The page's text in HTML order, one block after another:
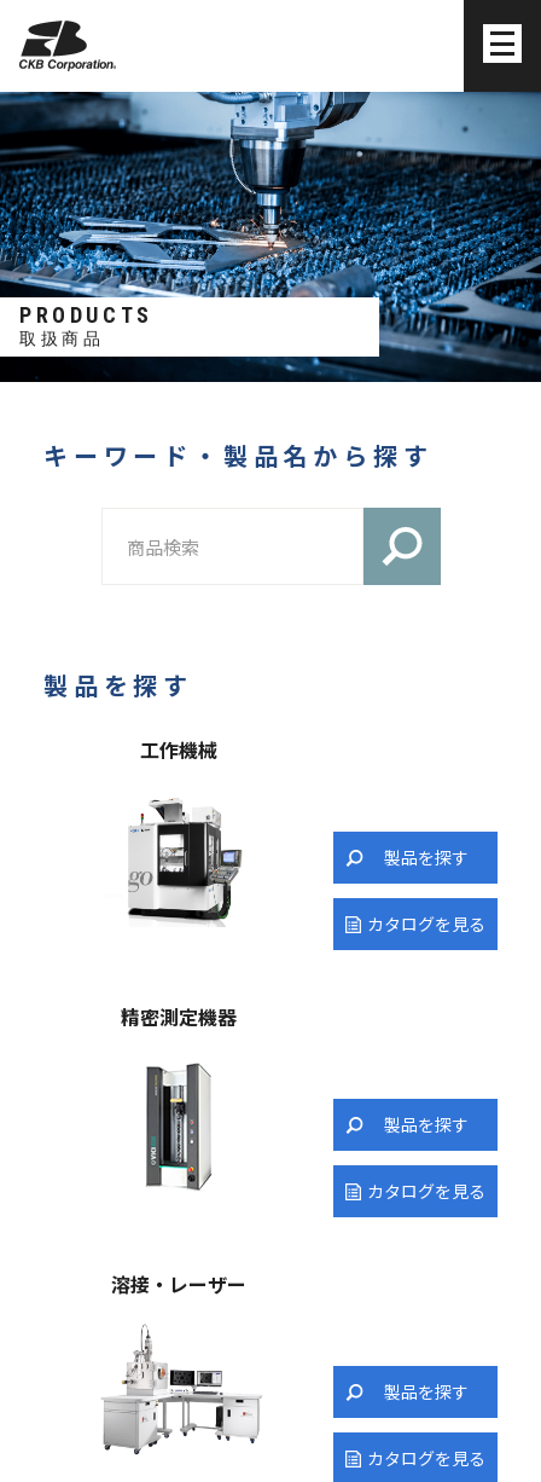
PRODUCTS
取扱商品
キーワード・製品名から探す
製品を探す
⼯作機械
製品を探す
カタログを見る
精密測定機器
製品を探す
カタログを見る
溶接・レーザー
製品を探す
カタログを見る